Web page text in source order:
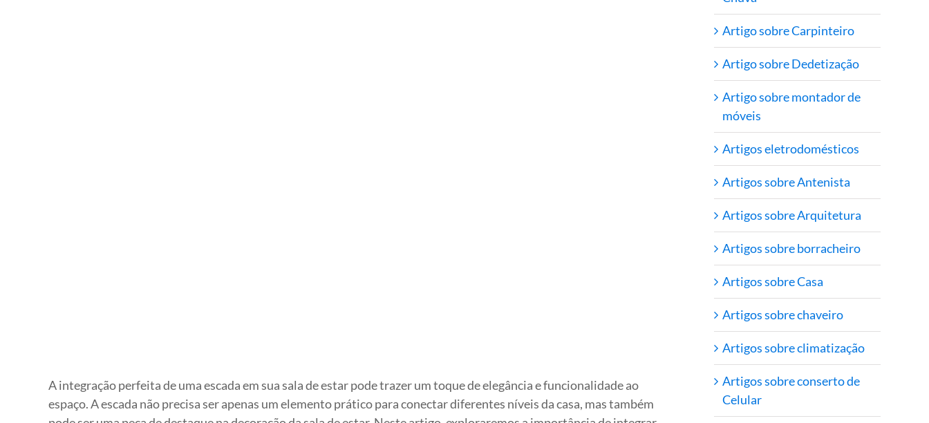
A integração perfeita de uma escada em sua sala de estar pode trazer um toque de elegância e funcionalidade ao
espaço. A escada não precisa ser apenas um elemento prático para conectar diferentes níveis da casa, mas também
Artigo sobre Carpinteiro
Artigo sobre Dedetização
Artigo sobre montador de
móveis
Artigos eletrodomésticos
Artigos sobre Antenista
Artigos sobre Arquitetura
Artigos sobre borracheiro
Artigos sobre Casa
Artigos sobre chaveiro
Artigos sobre climatização
Artigos sobre conserto de
Celular